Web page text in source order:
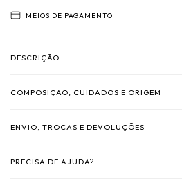
MEIOS DE PAGAMENTO
DESCRIÇÃO
COMPOSIÇÃO, CUIDADOS E ORIGEM
ENVIO, TROCAS E DEVOLUÇÕES
PRECISA DE AJUDA?